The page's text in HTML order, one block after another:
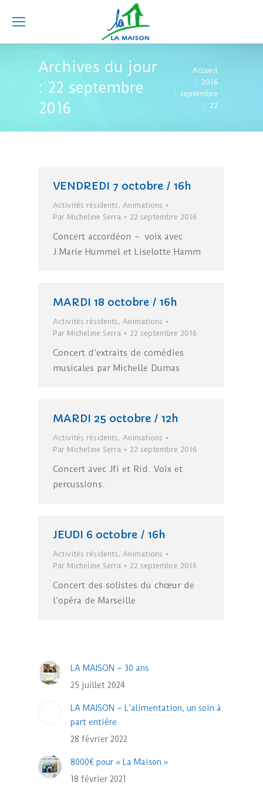
Archives du jour
: 22 septembre
2016
Vous êtes ici :
Accueil
2016
septembre
22
VENDREDI 7 octobre / 16h
Activités résidents , Animations
Par Micheline Serra 22 septembre 2016
Concert accordéon – voix avec
J.Marie Hummel et Liselotte Hamm
MARDI 18 octobre / 16h
Activités résidents , Animations
Par Micheline Serra 22 septembre 2016
Concert d’extraits de comédies
musicales par Michelle Dumas
MARDI 25 octobre / 12h
Activités résidents , Animations
Par Micheline Serra 22 septembre 2016
Concert avec Jfi et Rid. Voix et
percussions.
JEUDI 6 octobre / 16h
Activités résidents , Animations
Par Micheline Serra 22 septembre 2016
Concert des solistes du chœur de
l’opéra de Marseille
LA MAISON – 30 ans
25 juillet 2024
LA MAISON – L’alimentation, un soin à
part entière
28 février 2022
8000€ pour « La Maison »
18 février 2021